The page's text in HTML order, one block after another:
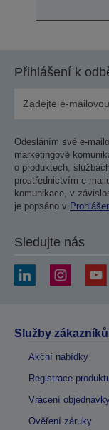
Přihlášení k
Odesláním své e-
marketingové
o produktech,
prostřednictvím e-
komunikace, v
je popsáno v
Sledujte nás
Služby
Akční nabídky
Registrace
Vrácení
Ověření záruky